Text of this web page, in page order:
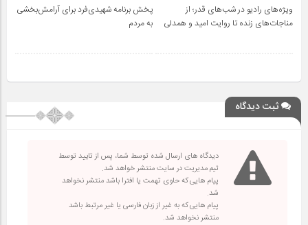
ویژه‌های رادیو در شب‌های قدر؛ از
مناجات‌های زنده تا روایت امید و همدلی
پخش برنامه شهیدی‌فرد برای آرامش‌بخشی
به مردم
ثبت دیدگاه
دیدگاه های ارسال شده توسط شما، پس از تایید توسط
تیم مدیریت در سایت منتشر خواهد شد.
پیام هایی که حاوی تهمت یا افترا باشد منتشر نخواهد
شد.
پیام هایی که به غیر از زبان فارسی یا غیر مرتبط باشد
منتشر نخواهد شد.